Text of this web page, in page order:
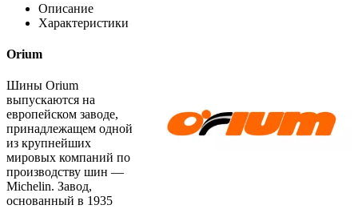
Описание
Характеристики
Orium
Шины Orium
выпускаются на
европейском заводе,
принадлежащем одной
из крупнейших
мировых компаний по
производству шин —
Michelin. Завод,
основанный в 1935